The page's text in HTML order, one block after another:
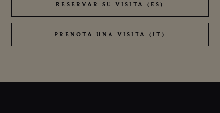
RESERVAR SU VISITA (ES)
RESERVAR SU VISITA (ES)
PRENOTA UNA VISITA (IT)
PRENOTA UNA VISITA (IT)